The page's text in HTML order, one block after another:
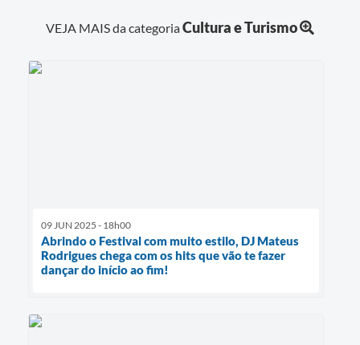
VEJA MAIS da categoriaCultura e Turismo
09 JUN 2025 - 18h00
Abrindo o Festival com muito estilo, DJ Mateus
Rodrigues chega com os hits que vão te fazer
dançar do início ao fim!